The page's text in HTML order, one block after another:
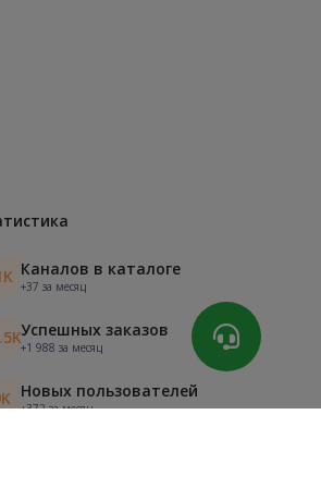
Каналов в каталоге
+37 за месяц
Успешных заказов
+1 988 за месяц
Новых пользователей
+372 за месяц